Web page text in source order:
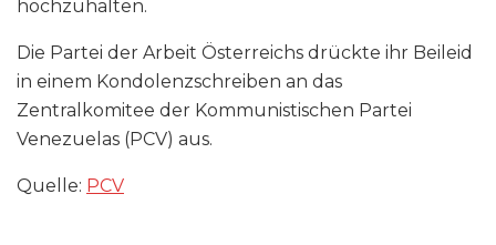
hochzuhalten.
Die Partei der Arbeit Österreichs drückte ihr Beileid
in einem Kondolenzschreiben an das
Zentralkomitee der Kommunistischen Partei
Venezuelas (PCV) aus.
Quelle: PCV